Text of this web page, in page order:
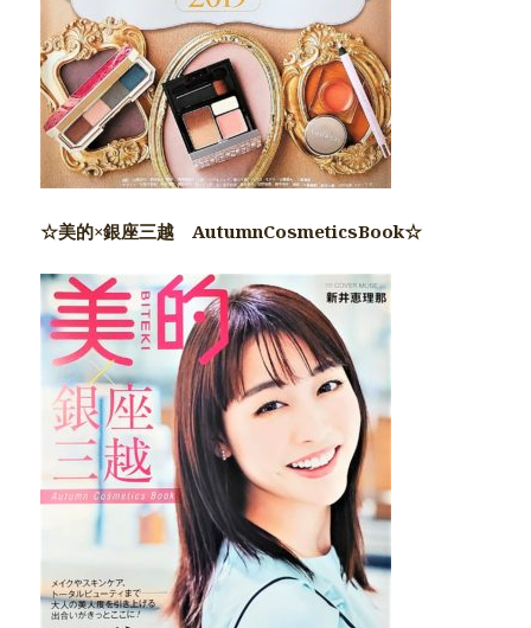
☆美的×銀座三越 AutumnCosmeticsBook☆